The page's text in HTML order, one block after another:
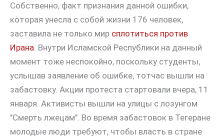
Собственно, факт признания данной ошибки,
которая унесла с собой жизни 176 человек,
заставила не только мир сплотиться против
Ирана. Внутри Исламской Республики на данный
момент тоже неспокойно, поскольку студенты,
услышав заявление об ошибке, тотчас вышли на
забастовку. Акции протеста стартовали вчера, 11
января. Активисты вышли на улицы с лозунгом
"Смерть лжецам". Во время забастовок в Тегеране
молодые люди требуют, чтобы власть в стране